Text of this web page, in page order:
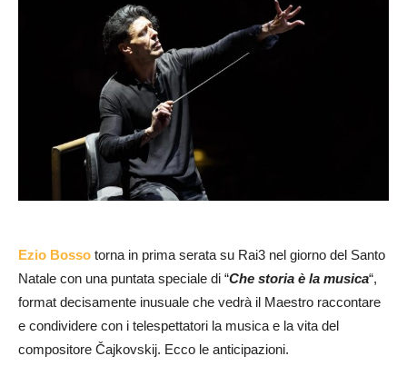
Ezio Bosso torna in prima serata su Rai3 nel giorno del Santo
Natale con una puntata speciale di “Che storia è la musica“,
format decisamente inusuale che vedrà il Maestro raccontare
e condividere con i telespettatori la musica e la vita del
compositore Čajkovskij. Ecco le anticipazioni.